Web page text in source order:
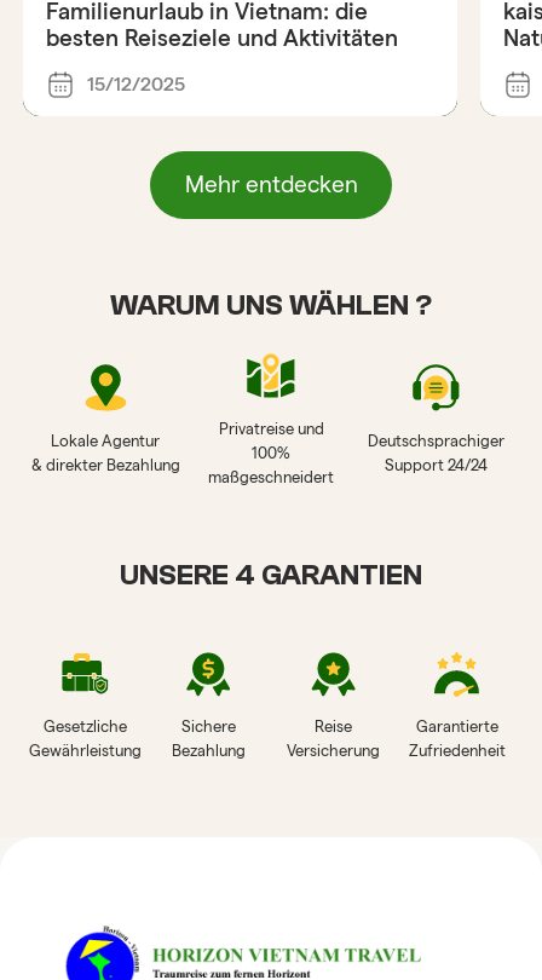
Familienurlaub in Vietnam: die
besten Reiseziele und Aktivitäten
15/12/2025
Mehr entdecken
WARUM UNS WÄHLEN ?
Lokale Agentur
& direkter Bezahlung
Privatreise und
100%
maßgeschneidert
Deutschsprachiger
Support 24/24
UNSERE 4 GARANTIEN
Gesetzliche
Gewährleistung
Sichere
Bezahlung
Reise
Versicherung
Garantierte
Zufriedenheit